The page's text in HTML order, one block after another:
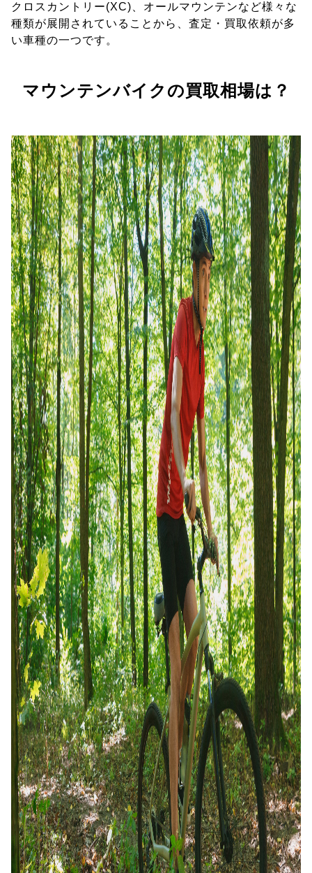
クロスカントリー(XC)、オールマウンテンなど様々な
種類が展開されていることから、査定・買取依頼が多
い車種の一つです。
マウンテンバイクの買取相場は？